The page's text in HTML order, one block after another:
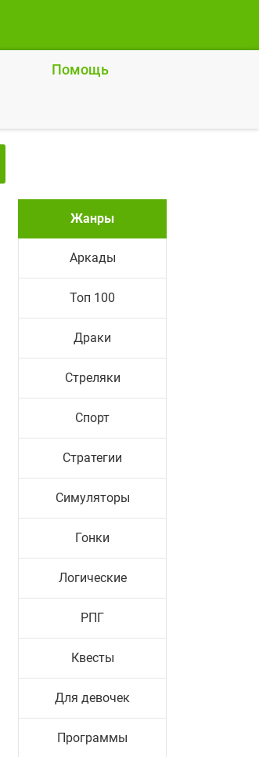
Помощь
Жанры
Аркады
Топ 100
Драки
Стреляки
Спорт
Стратегии
Симуляторы
Гонки
Логические
РПГ
Квесты
Для девочек
Программы